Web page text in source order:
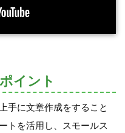
イント
手に文章作成をすること
トを活用し、スモールス